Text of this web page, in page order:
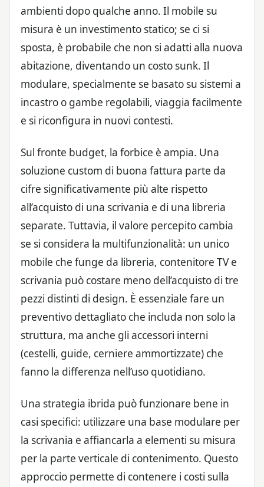
ambienti dopo qualche anno. Il mobile su
misura è un investimento statico; se ci si
sposta, è probabile che non si adatti alla nuova
abitazione, diventando un costo sunk. Il
modulare, specialmente se basato su sistemi a
incastro o gambe regolabili, viaggia facilmente
e si riconfigura in nuovi contesti.
Sul fronte budget, la forbice è ampia. Una
soluzione custom di buona fattura parte da
cifre significativamente più alte rispetto
all’acquisto di una scrivania e di una libreria
separate. Tuttavia, il valore percepito cambia
se si considera la multifunzionalità: un unico
mobile che funge da libreria, contenitore TV e
scrivania può costare meno dell’acquisto di tre
pezzi distinti di design. È essenziale fare un
preventivo dettagliato che includa non solo la
struttura, ma anche gli accessori interni
(cestelli, guide, cerniere ammortizzate) che
fanno la differenza nell’uso quotidiano.
Una strategia ibrida può funzionare bene in
casi specifici: utilizzare una base modulare per
la scrivania e affiancarla a elementi su misura
per la parte verticale di contenimento. Questo
approccio permette di contenere i costi sulla